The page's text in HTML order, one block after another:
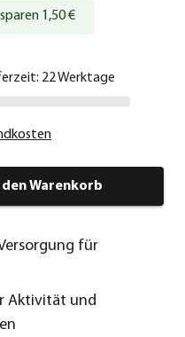
1,50 €
22 Werktage
den Warenkorb
für
Aktivität und